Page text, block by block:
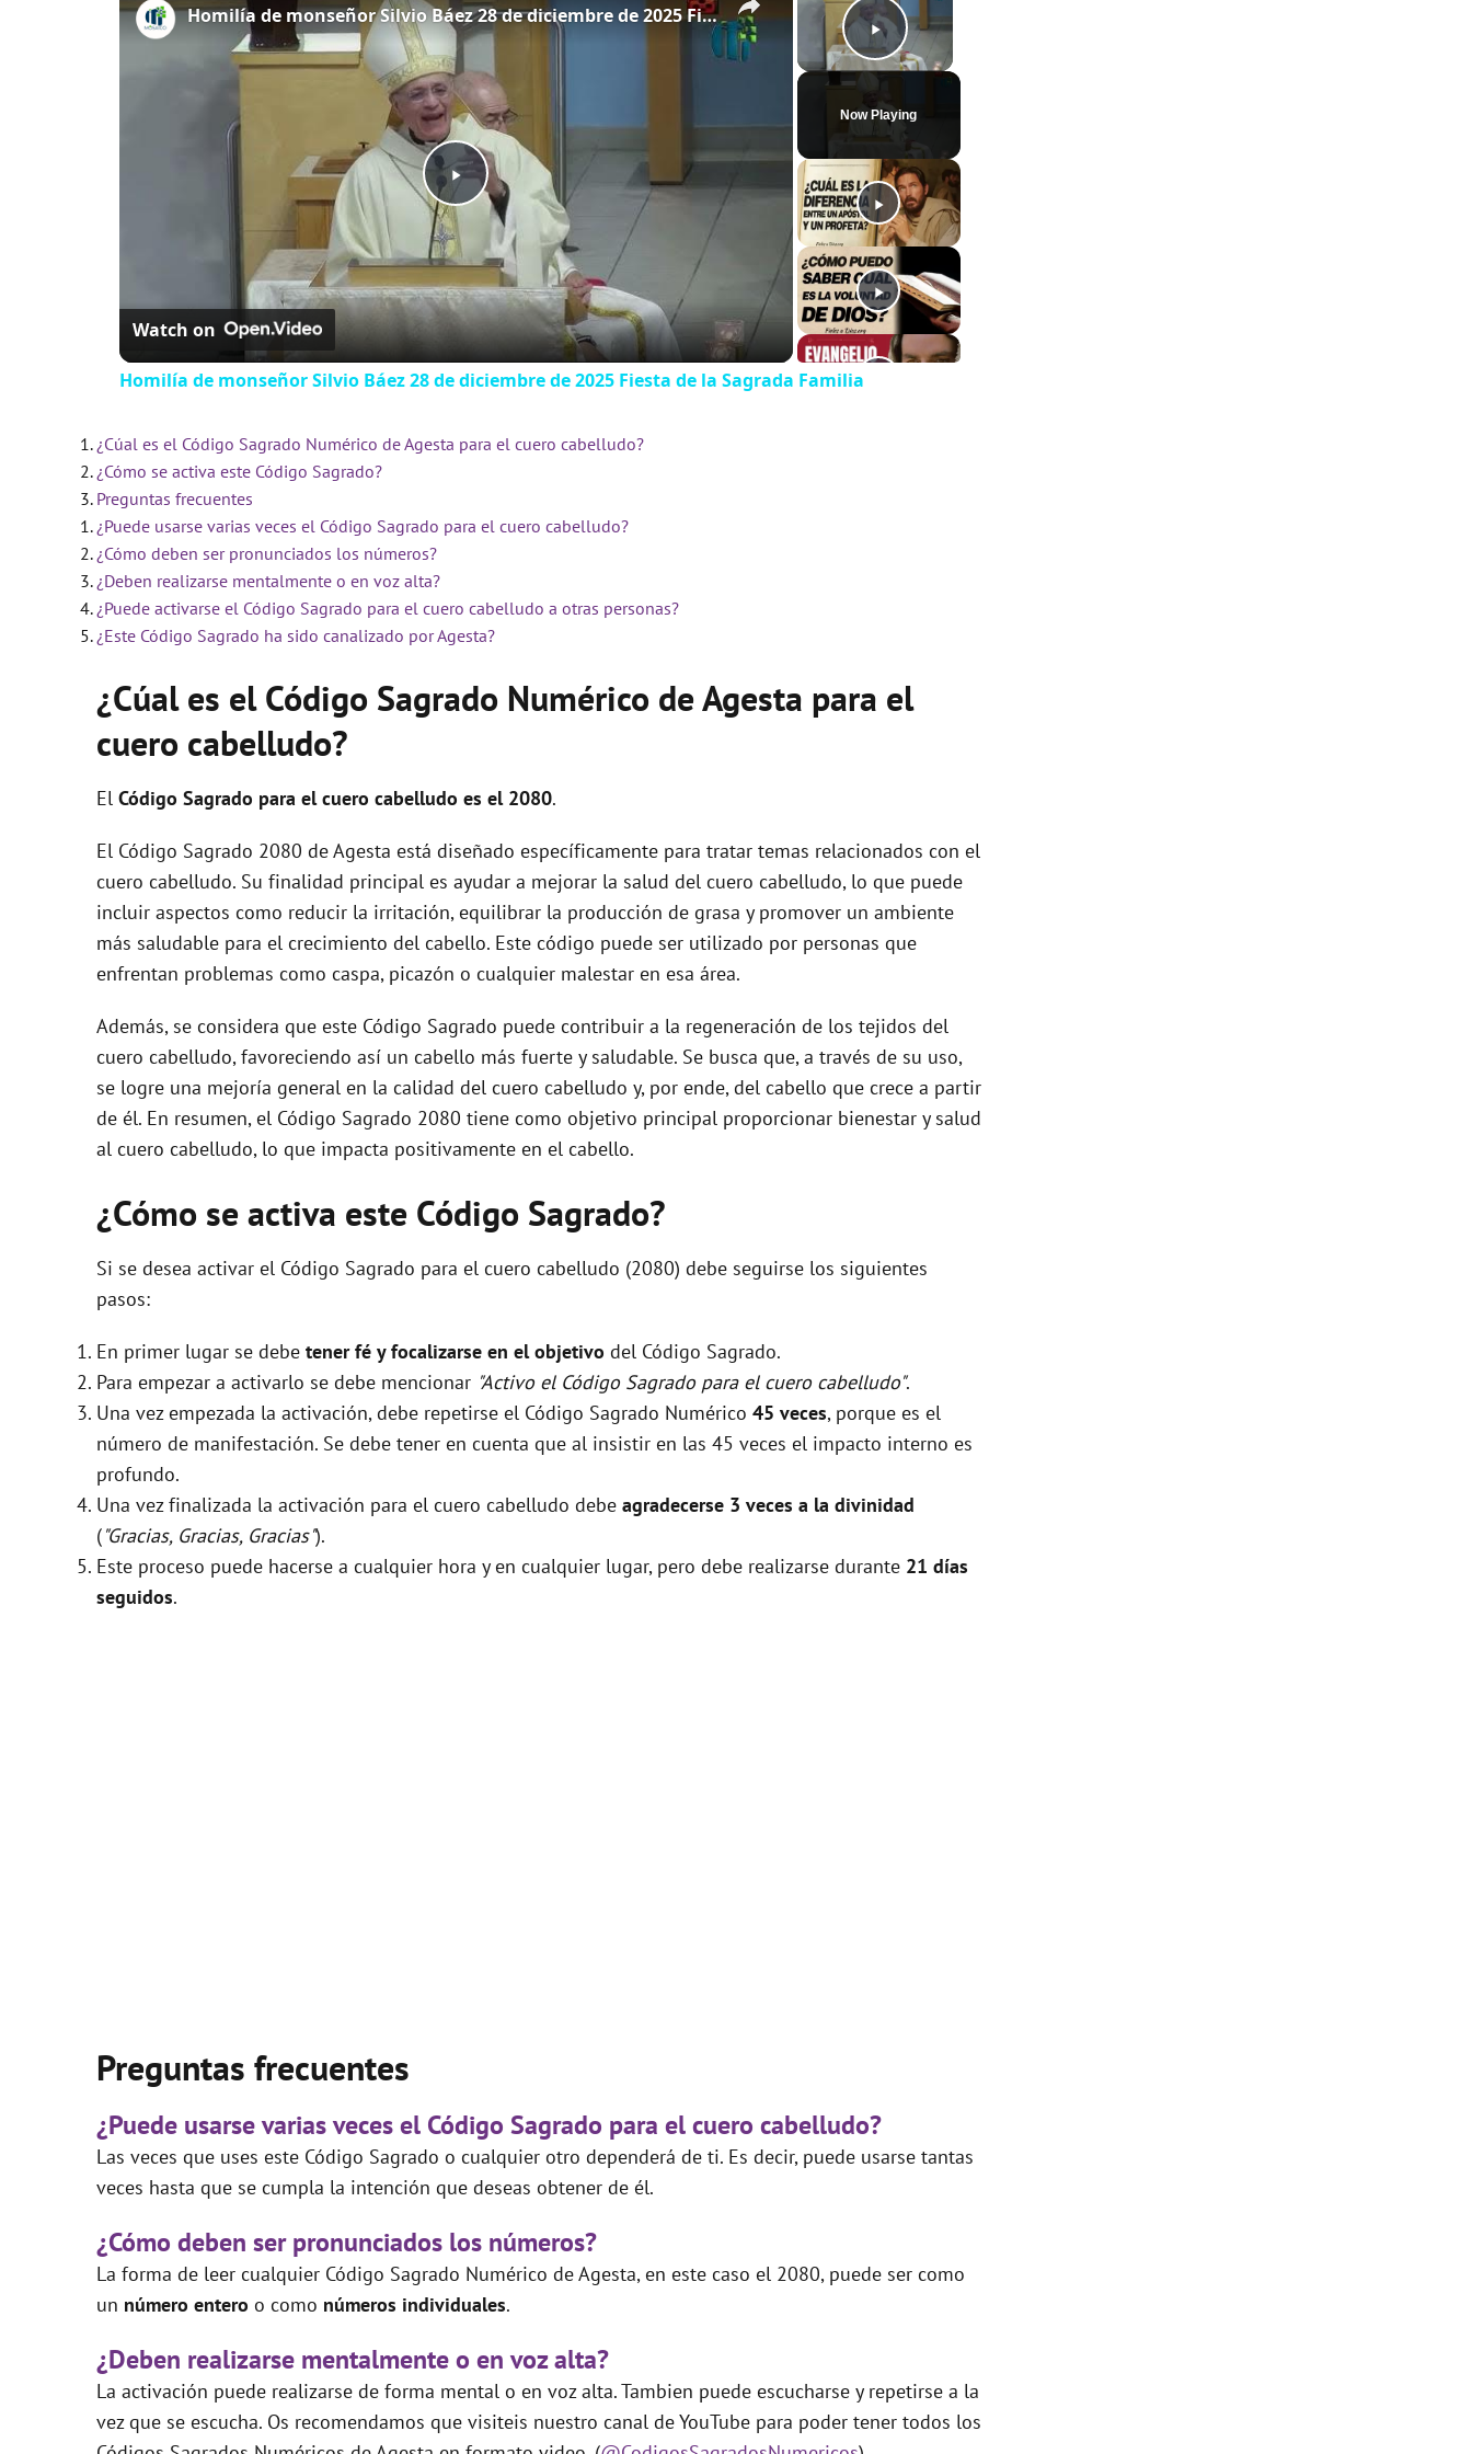
Play Video
Now Playing
Play
Video
Homilía de monseñor Silvio Báez 28 de diciembre de 2025 Fiesta de la Sagrada Familia
Watch on
Homilía de monseñor Silvio Báez 28 de diciembre de 2025 Fiesta de la Sagrada Familia
¿Cúal es el Código Sagrado Numérico de Agesta para el cuero cabelludo?
¿Cómo se activa este Código Sagrado?
Preguntas frecuentes
¿Puede usarse varias veces el Código Sagrado para el cuero cabelludo?
¿Cómo deben ser pronunciados los números?
¿Deben realizarse mentalmente o en voz alta?
¿Puede activarse el Código Sagrado para el cuero cabelludo a otras personas?
¿Este Código Sagrado ha sido canalizado por Agesta?
¿Cúal es el Código Sagrado Numérico de Agesta para el
cuero cabelludo?
El Código Sagrado para el cuero cabelludo es el 2080.
El Código Sagrado 2080 de Agesta está diseñado específicamente para tratar temas relacionados con el
cuero cabelludo. Su finalidad principal es ayudar a mejorar la salud del cuero cabelludo, lo que puede
incluir aspectos como reducir la irritación, equilibrar la producción de grasa y promover un ambiente
más saludable para el crecimiento del cabello. Este código puede ser utilizado por personas que
enfrentan problemas como caspa, picazón o cualquier malestar en esa área.
Además, se considera que este Código Sagrado puede contribuir a la regeneración de los tejidos del
cuero cabelludo, favoreciendo así un cabello más fuerte y saludable. Se busca que, a través de su uso,
se logre una mejoría general en la calidad del cuero cabelludo y, por ende, del cabello que crece a partir
de él. En resumen, el Código Sagrado 2080 tiene como objetivo principal proporcionar bienestar y salud
al cuero cabelludo, lo que impacta positivamente en el cabello.
¿Cómo se activa este Código Sagrado?
Si se desea activar el Código Sagrado para el cuero cabelludo (2080) debe seguirse los siguientes
pasos:
En primer lugar se debe tener fé y focalizarse en el objetivo del Código Sagrado.
Para empezar a activarlo se debe mencionar "Activo el Código Sagrado para el cuero cabelludo".
Una vez empezada la activación, debe repetirse el Código Sagrado Numérico 45 veces, porque es el
número de manifestación. Se debe tener en cuenta que al insistir en las 45 veces el impacto interno es
profundo.
Una vez finalizada la activación para el cuero cabelludo debe agradecerse 3 veces a la divinidad
("Gracias, Gracias, Gracias").
Este proceso puede hacerse a cualquier hora y en cualquier lugar, pero debe realizarse durante 21 días
seguidos.
Preguntas frecuentes
¿Puede usarse varias veces el Código Sagrado para el cuero cabelludo?
Las veces que uses este Código Sagrado o cualquier otro dependerá de ti. Es decir, puede usarse tantas
veces hasta que se cumpla la intención que deseas obtener de él.
¿Cómo deben ser pronunciados los números?
La forma de leer cualquier Código Sagrado Numérico de Agesta, en este caso el 2080, puede ser como
un número entero o como números individuales.
¿Deben realizarse mentalmente o en voz alta?
La activación puede realizarse de forma mental o en voz alta. Tambien puede escucharse y repetirse a la
vez que se escucha. Os recomendamos que visiteis nuestro canal de YouTube para poder tener todos los